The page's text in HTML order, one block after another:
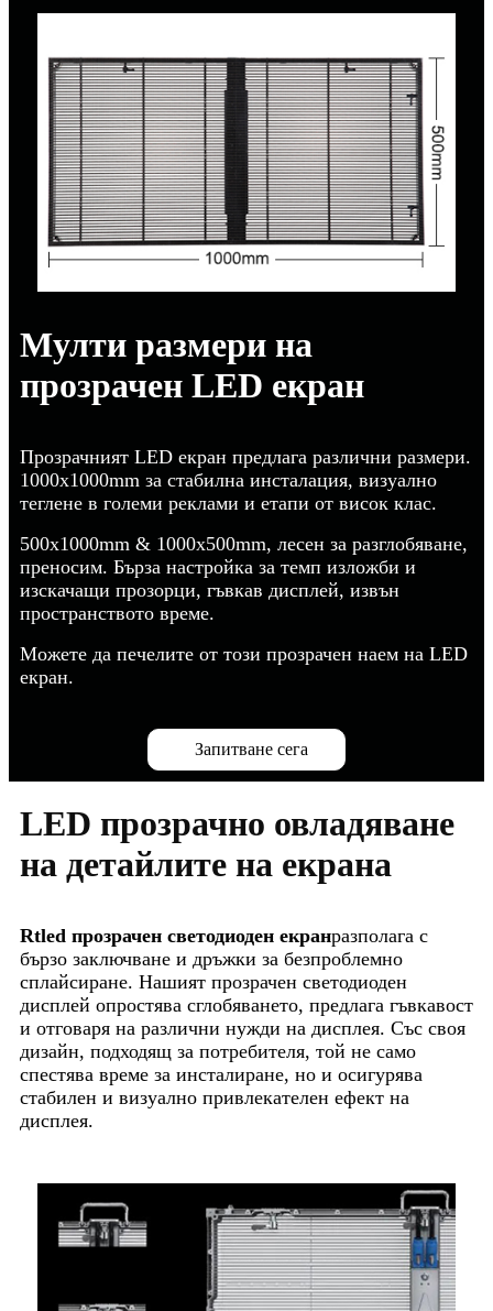
Мулти размери на
прозрачен LED екран
Прозрачният LED екран предлага различни размери.
1000x1000mm за стабилна инсталация, визуално
теглене в големи реклами и етапи от висок клас.
500x1000mm & 1000x500mm, лесен за разглобяване,
преносим. Бърза настройка за темп изложби и
изскачащи прозорци, гъвкав дисплей, извън
пространството време.
Можете да печелите от този прозрачен наем на LED
екран.
Запитване сега
LED прозрачно овладяване
на детайлите на екрана
Rtled прозрачен светодиоден екранразполага с
бързо заключване и дръжки за безпроблемно
сплайсиране. Нашият прозрачен светодиоден
дисплей опростява сглобяването, предлага гъвкавост
и отговаря на различни нужди на дисплея. Със своя
дизайн, подходящ за потребителя, той не само
спестява време за инсталиране, но и осигурява
стабилен и визуално привлекателен ефект на
дисплея.